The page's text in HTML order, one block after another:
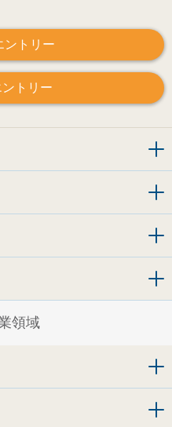
ントリー
トリー
領域